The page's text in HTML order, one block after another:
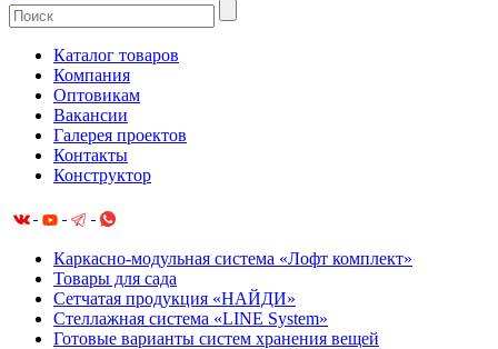
Каталог товаров
Компания
Оптовикам
Вакансии
Галерея проектов
Контакты
Конструктор
Каркасно-модульная система «Лофт комплект»
Товары для сада
Сетчатая продукция «НАЙДИ»
Cтеллажная система «LINE System»
Готовые варианты систем хранения вещей